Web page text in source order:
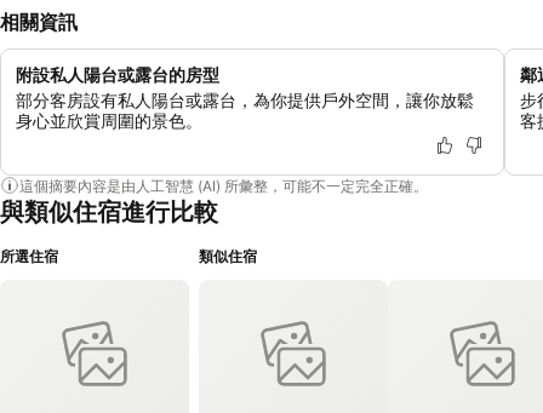
相關資訊
附設私人陽台或露台的房型
部分客房設有私人陽台或露台，為你提供戶外空間，讓你放鬆
身心並欣賞周圍的景色。
鄰
步
客
這個摘要內容是由人工智慧 (AI) 所彙整，可能不一定完全正確。
與類似住宿進行比較
所選住宿 類似住宿